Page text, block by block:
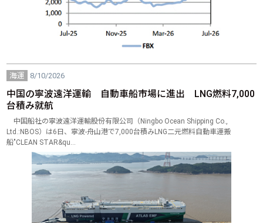
海運 8/10/2026
中国の寧波遠洋運輸 自動車船市場に進出 LNG燃料7,000
台積み就航
中国船社の寧波遠洋運輸股份有限公司（Ningbo Ocean Shipping Co.,
Ltd.:NBOS）は6日、寧波-舟山港で7,000台積みLNG二元燃料自動車運搬
船"CLEAN STAR&qu…